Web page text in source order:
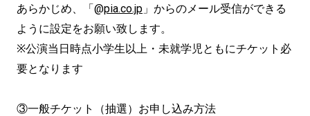
あらかじめ、「@pia.co.jp 」からのメール受信ができる
ように設定をお願い致します。
※公演当日時点小学生以上・未就学児ともにチケット必
要となります
③一般チケット（抽選）お申し込み方法